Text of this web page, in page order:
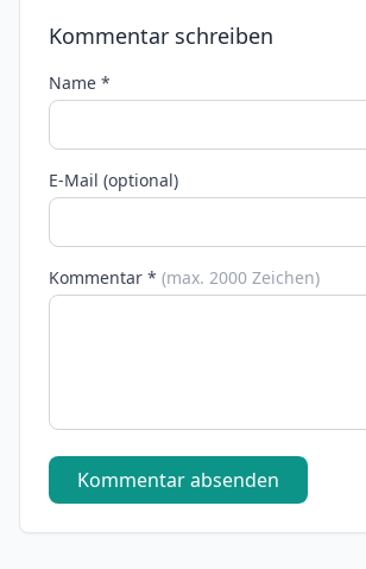
Kommentar schreiben
Name *
E-Mail (optional)
Kommentar * (max. 2000 Zeichen)
Kommentar absenden